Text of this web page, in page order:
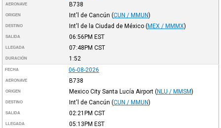
AERONAVE B738
ORIGEN Int'l de Cancún (CUN / MMUN)
DESTINO Int'l de la Ciudad de México (MEX / MMMX)
SALIDA 06:56PM EST
LLEGADA 07:48PM CST
DURACIÓN 1:52
FECHA 06-08-2026
AERONAVE B738
ORIGEN Mexico City Santa Lucía Airport (NLU / MMSM)
DESTINO Int'l de Cancún (CUN / MMUN)
SALIDA 02:21PM CST
LLEGADA 05:13PM EST